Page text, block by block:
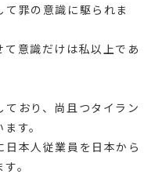
罪の意識に駆られま
意識だけは私以上であ
おり、尚且つタイラン
す。
本人従業員を日本から
。